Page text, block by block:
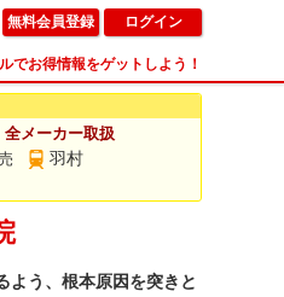
無料会員登録 ログイン
でお得情報をゲットしよう！
メーカー取扱
羽村
よう、根本原因を突きと